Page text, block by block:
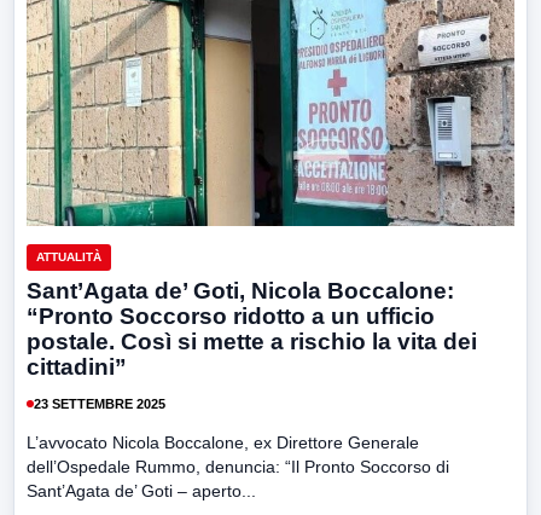
ATTUALITÀ
Sant’Agata de’ Goti, Nicola Boccalone:
“Pronto Soccorso ridotto a un ufficio
postale. Così si mette a rischio la vita dei
cittadini”
23 SETTEMBRE 2025
L’avvocato Nicola Boccalone, ex Direttore Generale
dell’Ospedale Rummo, denuncia: “Il Pronto Soccorso di
Sant’Agata de’ Goti – aperto...